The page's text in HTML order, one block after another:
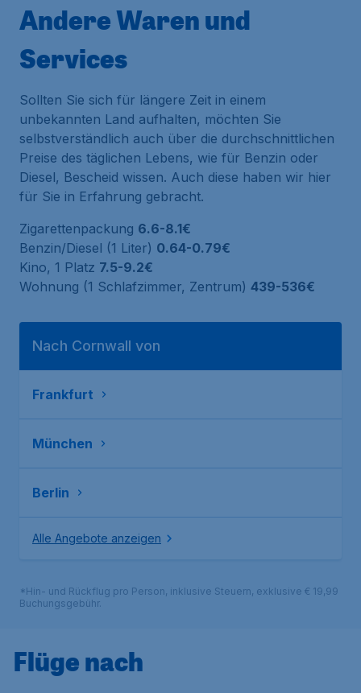
Andere Waren und
Services
Sollten Sie sich für längere Zeit in einem
unbekannten Land aufhalten, möchten Sie
selbstverständlich auch über die durchschnittlichen
Preise des täglichen Lebens, wie für Benzin oder
Diesel, Bescheid wissen. Auch diese haben wir hier
für Sie in Erfahrung gebracht.
Zigarettenpackung 6.6-8.1€
Benzin/Diesel (1 Liter) 0.64-0.79€
Kino, 1 Platz 7.5-9.2€
Wohnung (1 Schlafzimmer, Zentrum) 439-536€
Nach Cornwall von
Frankfurt
München
Berlin
Alle Angebote anzeigen
*Hin- und Rückflug pro Person, inklusive Steuern, exklusive € 19,99
Buchungsgebühr.
Flüge nach